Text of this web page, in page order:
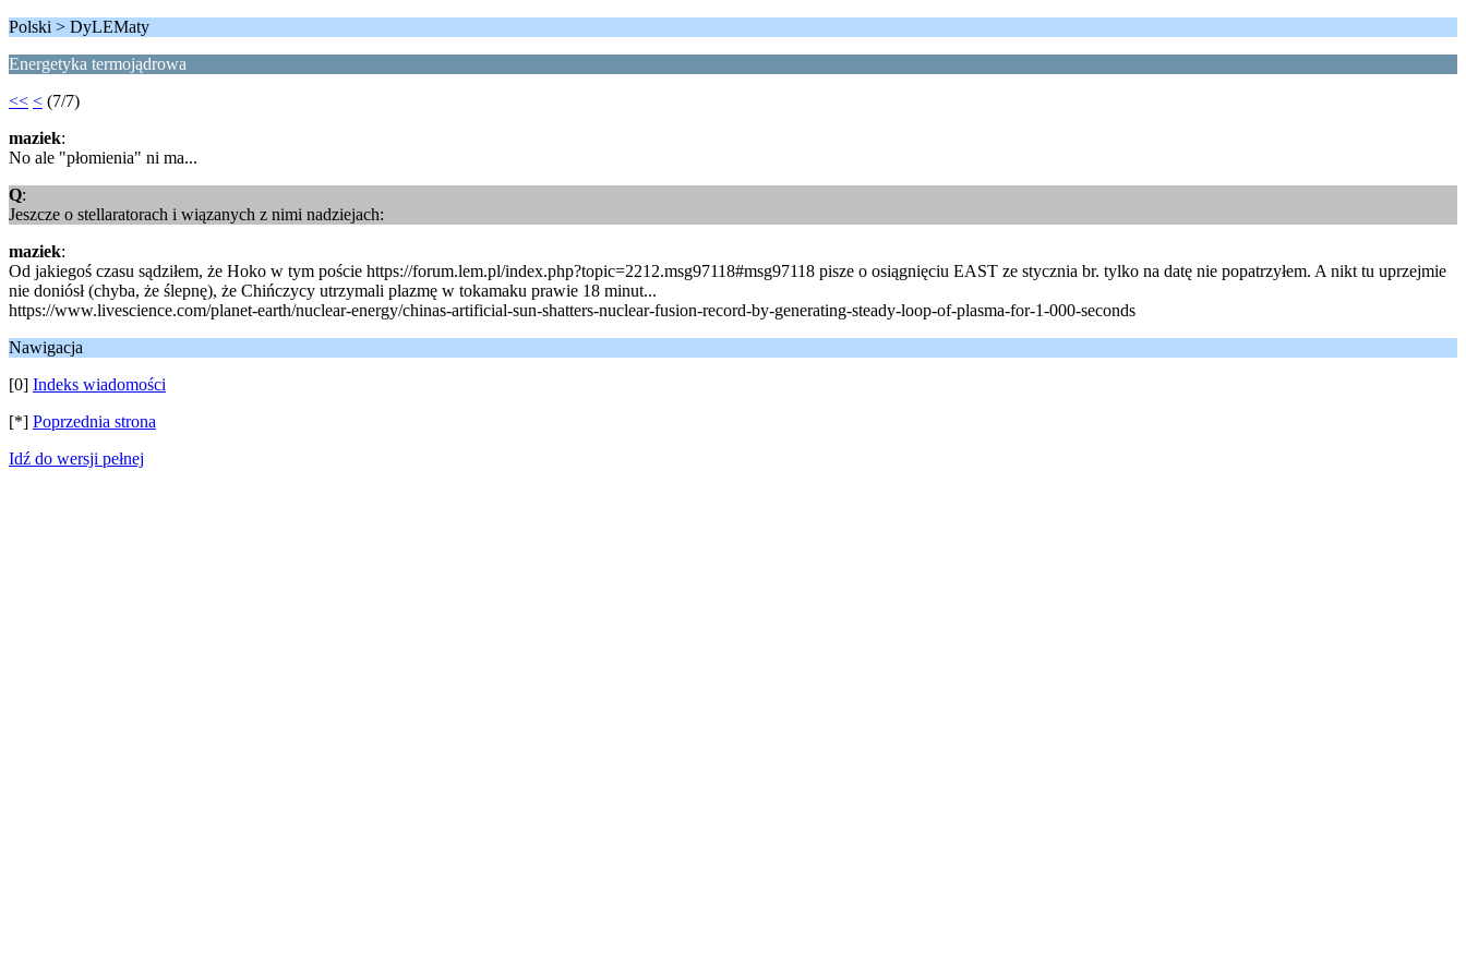
Polski > DyLEMaty
Energetyka termojądrowa
<< < (7/7)
maziek:
No ale "płomienia" ni ma...
Q:
Jeszcze o stellaratorach i wiązanych z nimi nadziejach:
maziek:
Od jakiegoś czasu sądziłem, że Hoko w tym poście https://forum.lem.pl/index.php?topic=2212.msg97118#msg97118 pisze o osiągnięciu EAST ze stycznia br. tylko na datę nie popatrzyłem. A nikt tu uprzejmie
nie doniósł (chyba, że ślepnę), że Chińczycy utrzymali plazmę w tokamaku prawie 18 minut...
https://www.livescience.com/planet-earth/nuclear-energy/chinas-artificial-sun-shatters-nuclear-fusion-record-by-generating-steady-loop-of-plasma-for-1-000-seconds
Nawigacja
[0] Indeks wiadomości
[*] Poprzednia strona
Idź do wersji pełnej